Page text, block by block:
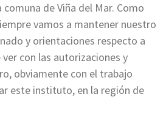
de Viña del Mar. Como
vamos a mantener nuestro
y orientaciones respecto a
con las autorizaciones y
obviamente con el trabajo
este instituto, en la región de